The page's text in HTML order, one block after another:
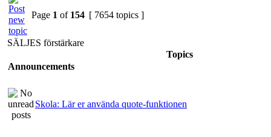
Page 1 of 154 [ 7654 topics ]
SÄLJES förstärkare
Topics
Announcements
Skola: Lär er använda quote-funktionen